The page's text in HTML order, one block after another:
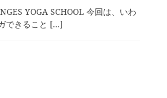
YOGA SCHOOL 今回は、いわ
できること […]